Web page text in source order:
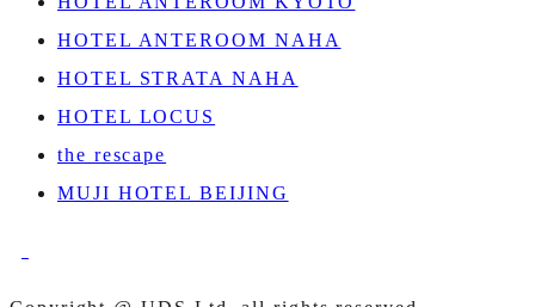
HOTEL ANTEROOM NAHA
HOTEL STRATA NAHA
HOTEL LOCUS
the rescape
MUJI HOTEL BEIJING